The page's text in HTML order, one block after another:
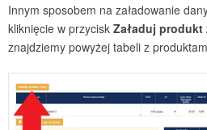
Innym sposobem na załadowanie
kliknięcie w przycisk Załaduj produkt
znajdziemy powyżej tabeli z